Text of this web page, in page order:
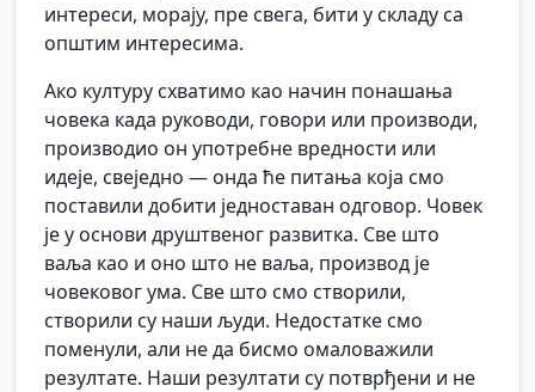
интереси, морају, пре свега, бити у складу са
општим интересима.
Ако културу схватимо као начин понашања
човека када руководи, говори или производи,
производио он употребне вредности или
идеје, свеједно — онда ће питања која смо
поставили добити једноставан одговор. Човек
је у основи друштвеног развитка. Све што
ваља као и оно што не ваља, производ је
човековог ума. Све што смо створили,
створили су наши људи. Недостатке смо
поменули, али не да бисмо омаловажили
резултате. Наши резултати су потврђени и не